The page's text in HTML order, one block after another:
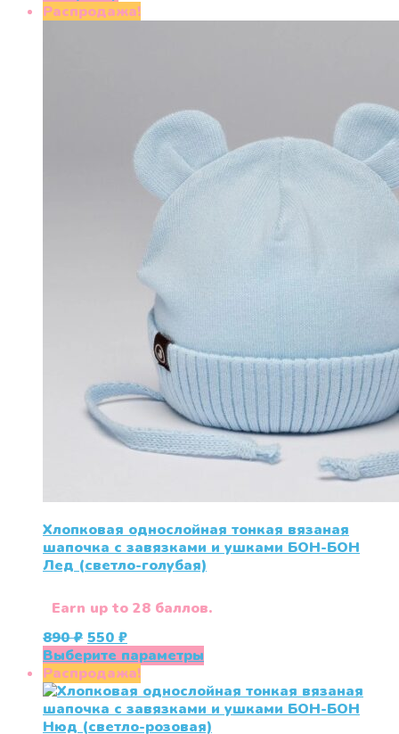
составляла
Распродажа!
Хлопковая однослойная тонкая вязаная
шапочка с завязками и ушками БОН-БОН
Лед (светло-голубая)
Earn up to 28 баллов.
890₽ Первоначальная
цена
составляла
890 ₽.
550 ₽Текущая
цена:
550 ₽.
Выберите параметры
имеет
несколько
вариаций.
Распродажа!